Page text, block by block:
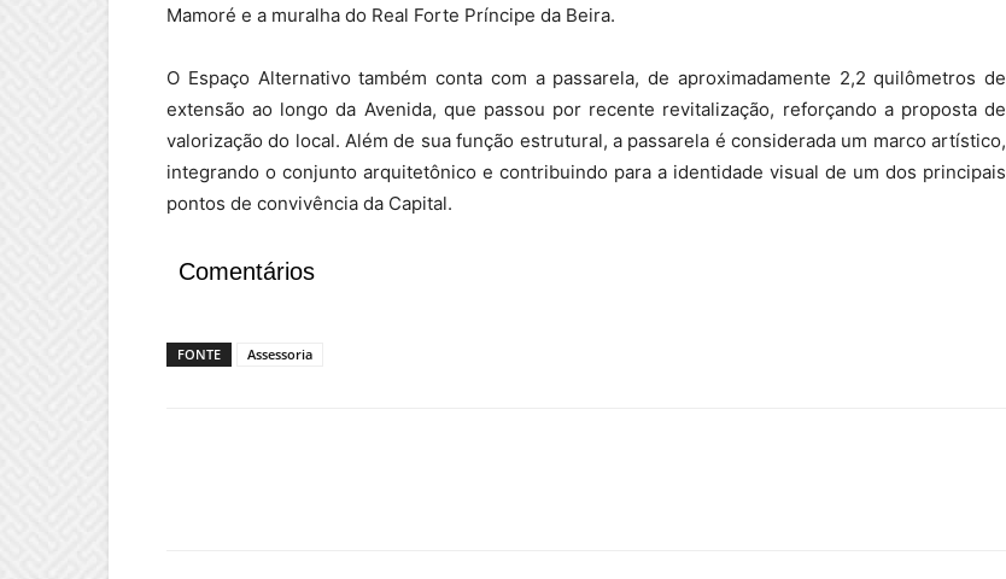
Mamoré e a muralha do Real Forte Príncipe da Beira.
O Espaço Alternativo também conta com a passarela, de aproximadamente 2,2 quilômetros de
extensão ao longo da Avenida, que passou por recente revitalização, reforçando a proposta de
valorização do local. Além de sua função estrutural, a passarela é considerada um marco artístico,
integrando o conjunto arquitetônico e contribuindo para a identidade visual de um dos principais
pontos de convivência da Capital.
Comentários
FONTE Assessoria